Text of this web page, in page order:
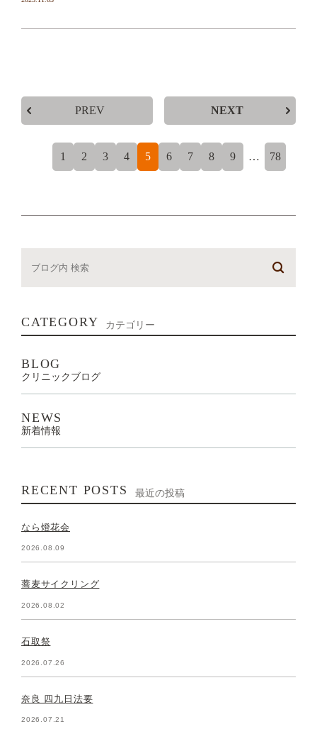
院から退院の連絡が来たのでその後の処遇についてケアマ
PREV
1 2 3 4 5 6 7 8 9 … 78
NEXT
CATEGORY カテゴリー
BLOG
クリニックブログ
NEWS
新着情報
RECENT POSTS 最近の投稿
なら燈花会
2026.08.09
蕎麦サイクリング
2026.08.02
石取祭
2026.07.26
奈良 四九日法要
2026.07.21